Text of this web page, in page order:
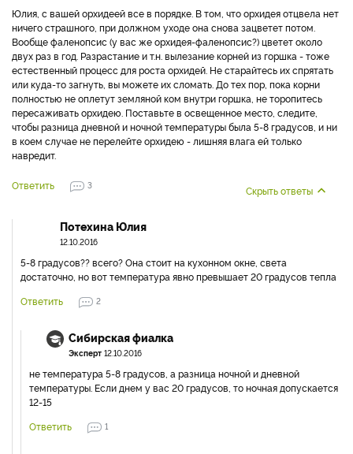
Юлия, с вашей орхидеей все в порядке. В том, что орхидея отцвела нет
ничего страшного, при должном уходе она снова зацветет потом.
Вообще фаленопсис (у вас же орхидея-фаленопсис?) цветет около
двух раз в год. Разрастание и т.н. вылезание корней из горшка - тоже
естественный процесс для роста орхидей. Не старайтесь их спрятать
или куда-то загнуть, вы можете их сломать. До тех пор, пока корни
полностью не оплетут земляной ком внутри горшка, не торопитесь
пересаживать орхидею. Поставьте в освещенное место, следите,
чтобы разница дневной и ночной температуры была 5-8 градусов, и ни
в коем случае не перелейте орхидею - лишняя влага ей только
навредит.
Ответить 3 Скрыть ответы
Потехина Юлия
12.10.2016
5-8 градусов?? всего? Она стоит на кухонном окне, света
достаточно, но вот температура явно превышает 20 градусов тепла
Ответить
2
Сибирская фиалка
Эксперт 12.10.2016
не температура 5-8 градусов, а разница ночной и дневной
температуры. Если днем у вас 20 градусов, то ночная допускается
12-15
Ответить
1